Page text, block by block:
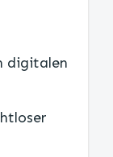
digitalen